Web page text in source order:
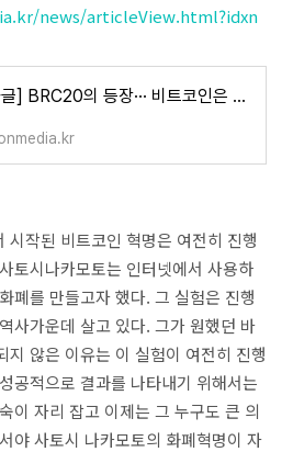
news/articleView.html?idxn
[와글와글] BRC20의 등장··· 비트코인은 여전히 실험 중 - 비온미디어
시작된 비트코인 혁명은 여전히 진행
토시나카모토는 인터넷에서 사용하
폐를 만들고자 했다. 그 실험은 진행
사가운데 살고 있다. 그가 원했던 바
지 않은 이유는 이 실험이 여전히 진행
공적으로 결과를 나타내기 위해서는
이 자리 잡고 이제는 그 누구도 큰 의
야 사토시 나카모토의 화폐혁명이 자